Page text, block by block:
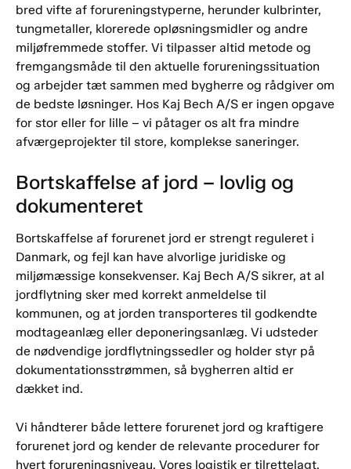
bred vifte af forureningstyperne, herunder kulbrinter,
tungmetaller, klorerede opløsningsmidler og andre
miljøfremmede stoffer. Vi tilpasser altid metode og
fremgangsmåde til den aktuelle forureningssituation
og arbejder tæt sammen med bygherre og rådgiver om
de bedste løsninger. Hos Kaj Bech A/S er ingen opgave
for stor eller for lille – vi påtager os alt fra mindre
afværgeprojekter til store, komplekse saneringer.
Bortskaffelse af jord – lovlig og
dokumenteret
Bortskaffelse af forurenet jord er strengt reguleret i
Danmark, og fejl kan have alvorlige juridiske og
miljømæssige konsekvenser. Kaj Bech A/S sikrer, at al
jordflytning sker med korrekt anmeldelse til
kommunen, og at jorden transporteres til godkendte
modtageanlæg eller deponeringsanlæg. Vi udsteder
de nødvendige jordflytningssedler og holder styr på
dokumentationsstrømmen, så bygherren altid er
dækket ind.
Vi håndterer både lettere forurenet jord og kraftigere
forurenet jord og kender de relevante procedurer for
hvert forureningsniveau. Vores logistik er tilrettelagt,